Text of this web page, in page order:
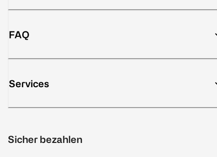
FAQ
Services
Sicher bezahlen